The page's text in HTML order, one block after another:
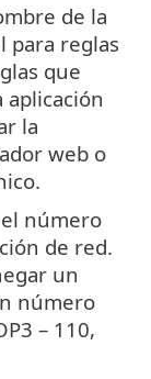
de la
para reglas
que
la
web o
número
de red.
un
número
– 110,